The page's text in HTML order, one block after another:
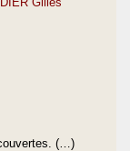
(…)